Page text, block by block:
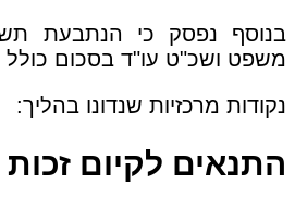
בנוסף נפסק כי הנתבעת
משפט ושכ"ט עו"ד בסכום כולל של
נקודות מרכזיות שנדונו בהליך:
התנאים לקיום זכות